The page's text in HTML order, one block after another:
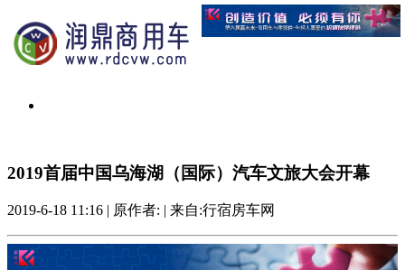
2019首届中国乌海湖（国际）汽车文旅大会开幕
2019-6-18 11:16 | 原作者: | 来自:行宿房车网